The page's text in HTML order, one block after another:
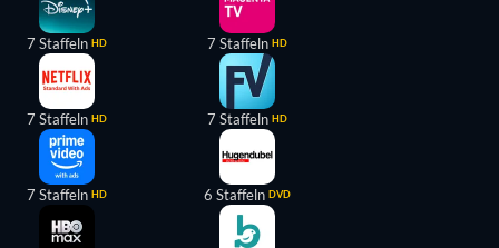
7 Staffeln HD
7 Staffeln HD
7 Staffeln HD
7 Staffeln HD
7 Staffeln HD
6 Staffeln DVD